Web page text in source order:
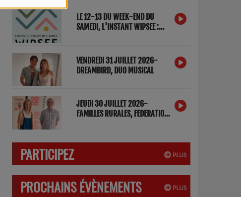
LE 12-13 DU WEEK-END DU
SAMEDI, L'INSTANT WIPSEE :
VENDREDI 31 JUILLET 2026-
DREAMBIRD, DUO MUSICAL
JEUDI 30 JUILLET 2026-
FAMILLES RURALES, FEDERATION
PLUS
PARTICIPEZ
PLUS
PROCHAINS ÉVÈNEMENTS